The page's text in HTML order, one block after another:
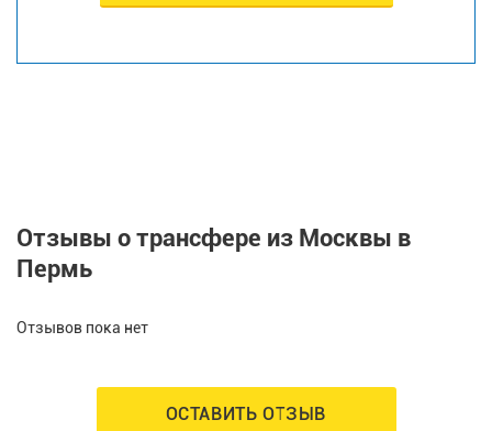
Отзывы о трансфере из Москвы в
Пермь
Отзывов пока нет
ОСТАВИТЬ ОТЗЫВ